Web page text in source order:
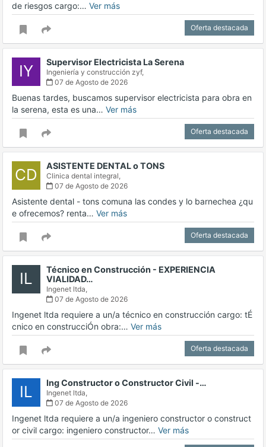
de riesgos cargo:… Ver más
Oferta destacada
IY Supervisor Electricista La Serena
Ingeniería y construcción zyf,
07 de Agosto de 2026
Buenas tardes, buscamos supervisor electricista para obra en
la serena, esta es una… Ver más
Oferta destacada
CD ASISTENTE DENTAL o TONS
Clinica dental integral,
07 de Agosto de 2026
Asistente dental - tons comuna las condes y lo barnechea ¿qu
e ofrecemos? renta… Ver más
Oferta destacada
IL
Técnico en Construcción - EXPERIENCIA
VIALIDAD…
Ingenet ltda,
07 de Agosto de 2026
Ingenet ltda requiere a un/a técnico en construcción cargo: tÉ
cnico en construcciÓn obra:… Ver más
Oferta destacada
IL Ing Constructor o Constructor Civil -…
Ingenet ltda,
07 de Agosto de 2026
Ingenet ltda requiere a un/a ingeniero constructor o construct
or civil cargo: ingeniero constructor… Ver más